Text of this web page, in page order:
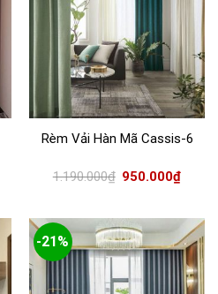
RÈM VẢI HÀN
Rèm Vải Hàn Mã Cassis-6
1.190.000₫ 950.000₫
-21%